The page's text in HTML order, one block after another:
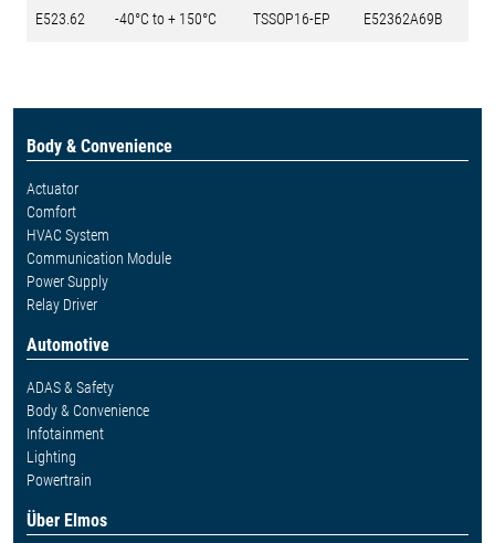
E523.62 -40°C to + 150°C TSSOP16-EP E52362A69B
Body & Convenience
Actuator
Comfort
HVAC System
Communication Module
Power Supply
Relay Driver
Automotive
ADAS & Safety
Body & Convenience
Infotainment
Lighting
Powertrain
Über Elmos